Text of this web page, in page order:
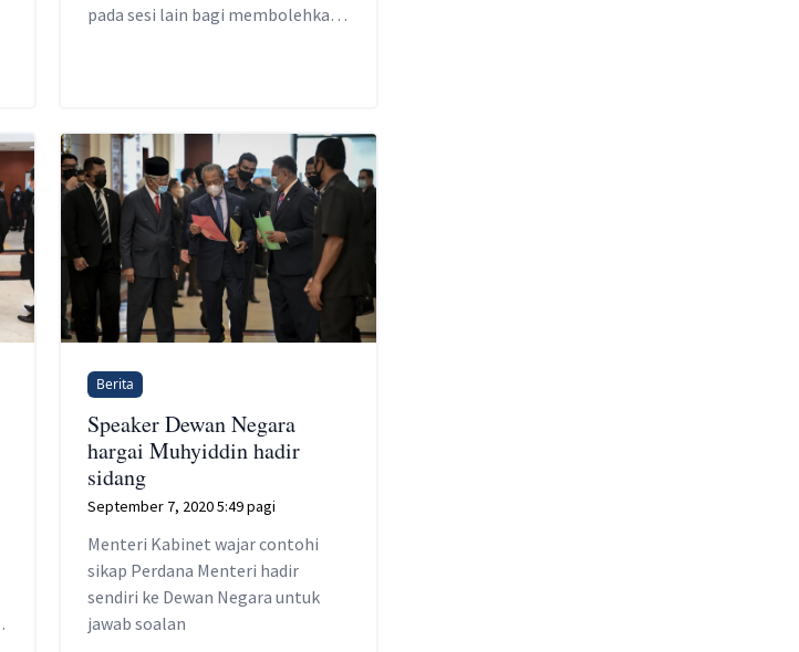
pada sesi lain bagi membolehkan
Berita
Speaker Dewan Negara
hargai Muhyiddin hadir
sidang
September 7, 2020 5:49 pagi
Menteri Kabinet wajar contohi
sikap Perdana Menteri hadir
sendiri ke Dewan Negara untuk
jawab soalan